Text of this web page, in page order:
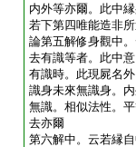
内外等亦爾。此中
若下第四唯能造非
論第五解修身觀中
去有識等者。此中
有識時。此現屍名
識身未來無識身。
無識。相似法性。
去亦爾
第六解中。云若縁